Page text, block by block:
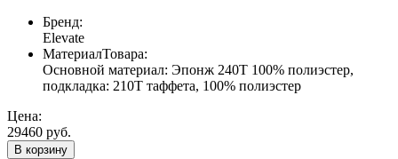
Бренд:
Elevate
МатериалТовара:
Основной материал: Эпонж 240Т 100% полиэстер,
подкладка: 210Т таффета, 100% полиэстер
Цена:
29460 руб.
В корзину